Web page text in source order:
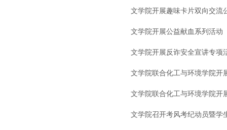
文学院开展趣味卡片双向交流
文学院开展公益献血系列活动
文学院开展反诈安全宣讲专项
文学院联合化工与环境学院开
文学院联合化工与环境学院开
文学院召开考风考纪动员暨学